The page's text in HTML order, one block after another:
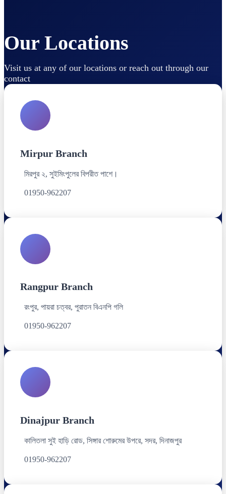
Our Locations
Visit us at any of our locations or reach out through our
contact
Mirpur Branch
মিরপুর ২, সুইমিংপুলের বিপরীত পাশে।
01950-962207
Rangpur Branch
রংপুর, পায়রা চত্বর, পুরাতন বিএনপি গলি
01950-962207
Dinajpur Branch
কালিতলা সুই হাড়ি রোড, সিঙ্গার শোরুমের উপরে, সদর, দিনাজপুর
01950-962207